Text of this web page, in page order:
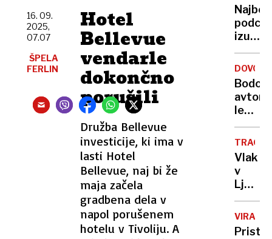
Hotel
Bellevue
vendarle
dokončno
porušili
Družba Bellevue
investicije, ki ima v
lasti Hotel
Bellevue, naj bi že
maja začela
gradbena dela v
napol porušenem
hotelu v Tivoliju. A
16. 09.
2025,
07.07
ŠPELA
FERLIN
se
izvaja
PAS
Najbolj
izuma
20.
še
vedno
ne
vsi
Bodo
tudi
črne
Vlak
v
povozil
otroka